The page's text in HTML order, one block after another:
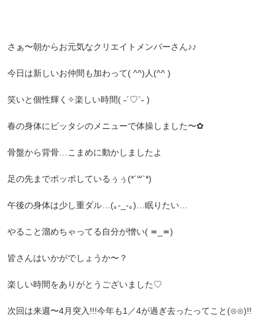
さぁ〜朝からお元気なクリエイトメンバーさん♪♪
今日は新しいお仲間も加わって( ^^)人(^^ )
笑いと個性輝く✧楽しい時間( ˶´♡`˵ )
春の身体にピッタシのメニューで体操しました〜︎✿
骨盤から背骨…こまめに動かしましたよ
足の先までポッポしているぅぅ(*´꒳`*)
午後の身体は少し重ダル…(｡-_-｡)…眠りたい…
やること溜めちゃってる自分が憎い( ≖_≖)
皆さんはいかがでしょうか〜？
楽しい時間をありがとうございました♡
次回は来週〜4月突入!!!今年も1／4が過ぎ去ったってこと(⊙⊙)!!